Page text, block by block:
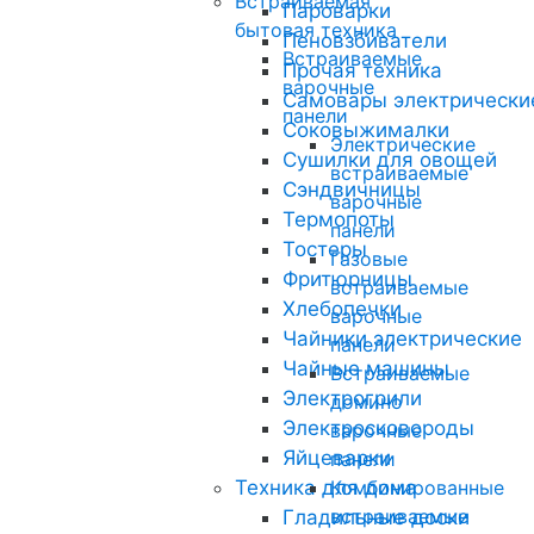
Пароварки
Пеновзбиватели
Прочая техника
Самовары
Соковыжималки
Сушилки для овощей
Сэндвичницы
Термопоты
Тостеры
Фритюрницы
Хлебопечки
Чайники электрические
Чайные машины
Электрогрили
Электросковороды
Яйцеварки
Техника для дома
Гладильные доски
бытовая техника
Встраиваемые
варочные
панели
Электрические
встраиваемые
варочные
панели
Газовые
встраиваемые
варочные
панели
Встраиваемые
домино
варочные
панели
Комбинированные
встраиваемые